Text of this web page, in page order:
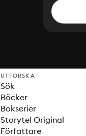
UTFORSKA
Sök
Böcker
Bokserier
Storytel Original
Författare